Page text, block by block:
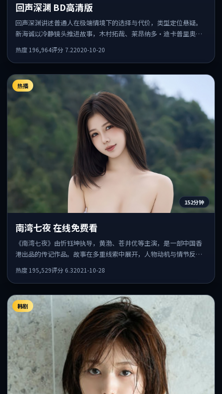
回声深渊 BD高清版
回声深渊讲述普通人在极端情境下的选择与代价，类型定位悬疑。
新海诚以冷静镜头推进故事，木村拓哉、莱昂纳多·迪卡普里奥的
热度 196,964评分 7.22020-10-20
热播
152分钟
南湾七夜 在线免费看
《南湾七夜》由忻钰坤执导，黄渤、苍井优等主演，是一部中国香
港出品的传记作品。故事在多重线索中展开，人物动机与情节反转
热度 195,529评分 6.32021-10-28
韩剧